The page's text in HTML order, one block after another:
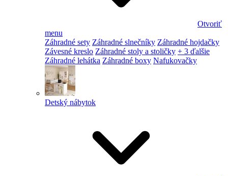
Otvoriť
menu
Záhradné sety Záhradné slnečníky Záhradné hojdačky
Závesné kreslo Záhradné stoly a stoličky + 3 ďalšie
Záhradné lehátka Záhradné boxy Nafukovačky
Detský nábytok